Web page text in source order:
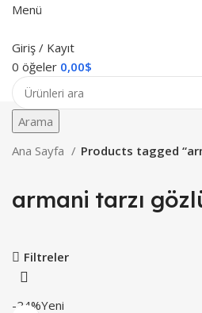
Menü
Giriş / Kayıt
0 öğeler 0,00$
Arama
Ana Sayfa
Products tagged
armani tarzı
Filtreler
-24%Yeni